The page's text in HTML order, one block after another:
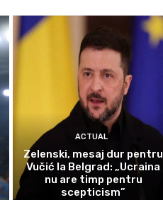
ACTUAL
Zelenski, mesaj dur pentru
Vučić la Belgrad: „Ucraina
nu are timp pentru
scepticism”